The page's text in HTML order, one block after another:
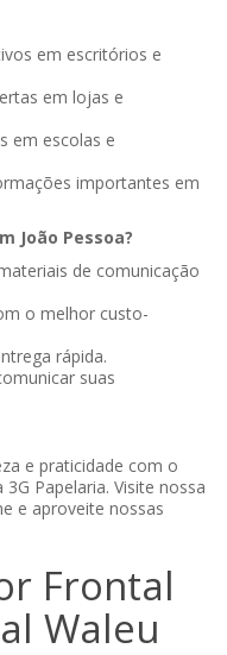
em escritórios e
em lojas e
em escolas e
importantes em
João Pessoa?
de comunicação
o melhor custo-
rápida.
suas
e praticidade com o
Papelaria. Visite nossa
e aproveite nossas
Frontal
Waleu